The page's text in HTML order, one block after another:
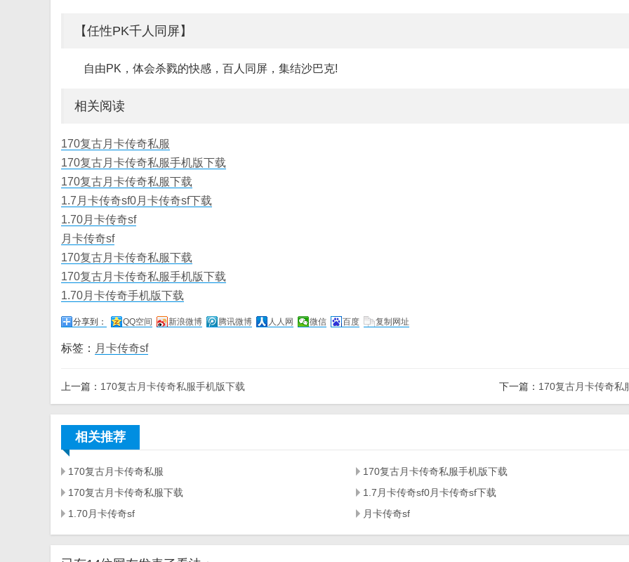
【任性PK千人同屏】
自由PK，体会杀戮的快感，百人同屏，集结沙巴克!
相关阅读
170复古月卡传奇私服
170复古月卡传奇私服手机版下载
170复古月卡传奇私服下载
1.7月卡传奇sf0月卡传奇sf下载
1.70月卡传奇sf
月卡传奇sf
170复古月卡传奇私服下载
170复古月卡传奇私服手机版下载
1.70月卡传奇手机版下载
分享到： QQ空间 新浪微博 腾讯微博 人人网 微信 百度 复制网址
标签： 月卡传奇sf
上一篇： 170复古月卡传奇私服手机版下载 下一篇： 170复古月卡传奇私
相关推荐
170复古月卡传奇私服
170复古月卡传奇私服手机版下载
170复古月卡传奇私服下载
1.7月卡传奇sf0月卡传奇sf下载
1.70月卡传奇sf
月卡传奇sf